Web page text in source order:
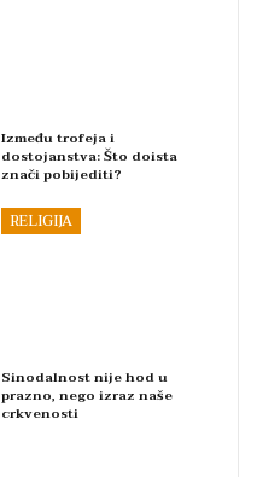
Između trofeja i
dostojanstva: Što doista
znači pobijediti?
RELIGIJA
Sinodalnost nije hod u
prazno, nego izraz naše
crkvenosti